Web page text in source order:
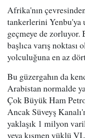
Afrika'nın
tankerlerini Yenbu'ya
geçmeye de
başlıca varış
yolculuğuna en az
Bu güzergahın da
Arabistan normalde
Çok Büyük Ham
Ancak Süveyş
yaklaşık 1 milyon
veya kısmen yüklü